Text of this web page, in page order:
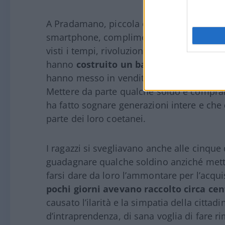
A Pradamano, piccola città alle porte di
smartphone, complimenti sinceri ai
visti i tempi, rivoluzionario. Invece di
hanno costruito un banchetto nel
hanno messo in vendita
Mettere da parte qualche soldo e
ha fatto sognare generazioni intere e
parte dei loro coetanei.
I ragazzi si svegliavano anche alle
guadagnare qualche soldino anziché
farsi dare da loro l’ammontare per
pochi giorni avevano raccolto circa
causato l’ilarità e la simpatia della
d’intraprendenza, di sana voglia di fare